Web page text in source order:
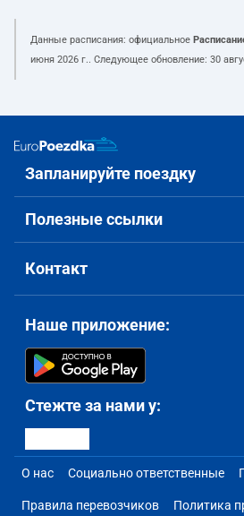
Данные расписания: официальное
июня 2026 г.. Следующее обновление: 30
Запланируйте поездку
Полезные ссылки
Контакт
Наше приложение:
Стежте за нами у:
О нас Социально ответственные
Правила перевозчиков Политика